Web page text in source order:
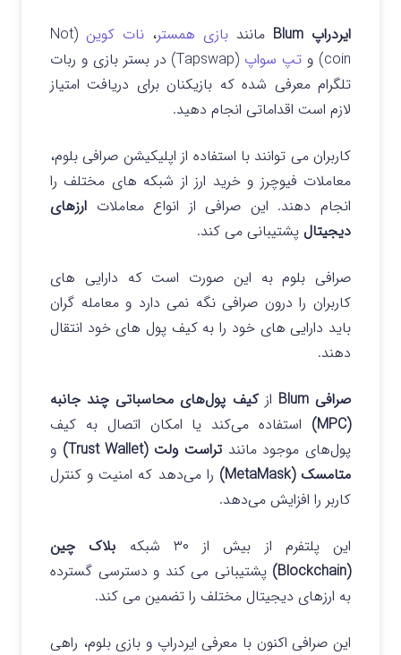
ایردراپ Blum مانند بازی همستر، نات کوین (Not
coin) و
تپ سواپ
(Tapswap) در بستر بازی و ربات
تلگرام معرفی شده که بازیکنان برای دریافت امتیاز
لازم است اقداماتی انجام دهید.
کاربران می توانند با استفاده از اپلیکیشن صرافی بلوم،
معاملات فیوچرز و خرید ارز از شبکه های مختلف را
انجام دهند. این صرافی از انواع معاملات ارزهای
دیجیتال پشتیبانی می کند.
صرافی بلوم به این صورت است که دارایی های
کاربران را درون صرافی نگه نمی دارد و معامله گران
باید دارایی های خود را به کیف پول های خود انتقال
دهند.
صرافی Blum ازکیف پول‌های محاسباتی چند جانبه
(MPC)
استفاده می‌کند یا امکان اتصال به کیف
پول‌های موجود مانندتراست ولت (Trust Wallet)
و
متامسک (MetaMask)
را می‌دهد که امنیت و کنترل
کاربر را افزایش می‌دهد.
این پلتفرم از بیش از ۳۰ شبکه
بلاک چین
(Blockchain)
پشتیبانی می کند و دسترسی گسترده
به ارزهای دیجیتال مختلف را تضمین می کند.
این صرافی اکنون با معرفی ایردراپ و بازی بلوم، راهی